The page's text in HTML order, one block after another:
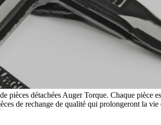
pièces détachées Auger Torque. Chaque pièce
de rechange de qualité qui prolongeront la